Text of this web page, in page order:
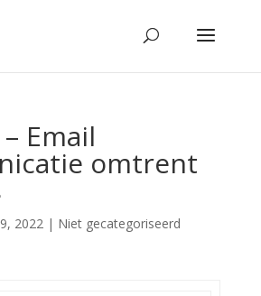
Email
omtrent
2022| Niet gecategoriseerd